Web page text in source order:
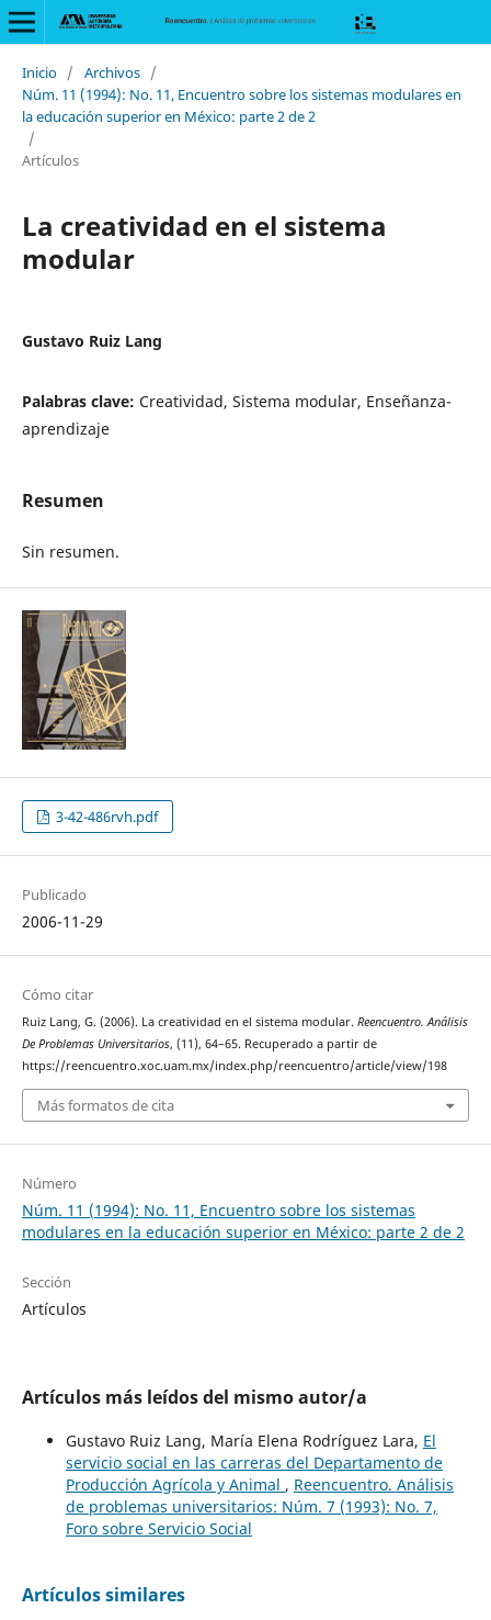
Inicio / Archivos /
Núm. 11 (1994): No. 11, Encuentro sobre los sistemas modulares en
la educación superior en México: parte 2 de 2
/
Artículos
La creatividad en el sistema
modular
Gustavo Ruiz Lang
Palabras clave: Creatividad, Sistema modular, Enseñanza-
aprendizaje
Resumen
Sin resumen.
3-42-486rvh.pdf
Publicado
2006-11-29
Cómo citar
Ruiz Lang, G. (2006). La creatividad en el sistema modular. Reencuentro. Análisis
De Problemas Universitarios, (11), 64–65. Recuperado a partir de
https://reencuentro.xoc.uam.mx/index.php/reencuentro/article/view/198
Más formatos de cita
Número
Núm. 11 (1994): No. 11, Encuentro sobre los sistemas
modulares en la educación superior en México: parte 2 de 2
Sección
Artículos
Artículos más leídos del mismo autor/a
Gustavo Ruiz Lang, María Elena Rodríguez Lara, El
servicio social en las carreras del Departamento de
Producción Agrícola y Animal , Reencuentro. Análisis
de problemas universitarios: Núm. 7 (1993): No. 7,
Foro sobre Servicio Social
Artículos similares